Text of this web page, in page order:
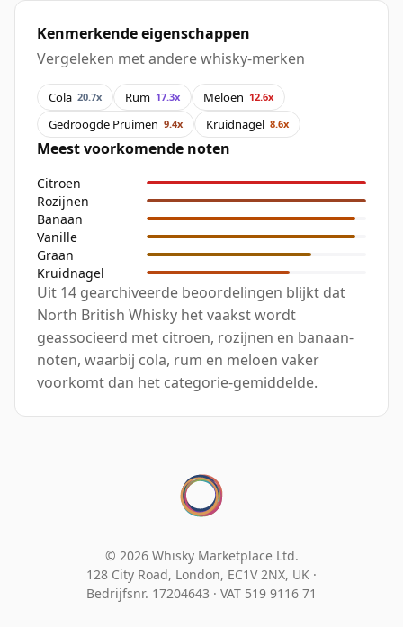
Kenmerkende eigenschappen
Vergeleken met andere whisky-merken
Cola 20.7x Rum 17.3x Meloen 12.6x
Gedroogde Pruimen 9.4x Kruidnagel 8.6x
Meest voorkomende noten
Citroen
Rozijnen
Banaan
Vanille
Graan
Kruidnagel
Uit 14 gearchiveerde beoordelingen blijkt dat
North British Whisky het vaakst wordt
geassocieerd met citroen, rozijnen en banaan-
noten, waarbij cola, rum en meloen vaker
voorkomt dan het categorie-gemiddelde.
© 2026 Whisky Marketplace Ltd.
128 City Road, London, EC1V 2NX, UK ·
Bedrijfsnr. 17204643 · VAT 519 9116 71